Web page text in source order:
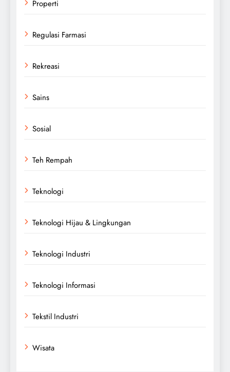
Properti
Regulasi Farmasi
Rekreasi
Sains
Sosial
Teh Rempah
Teknologi
Teknologi Hijau & Lingkungan
Teknologi Industri
Teknologi Informasi
Tekstil Industri
Wisata